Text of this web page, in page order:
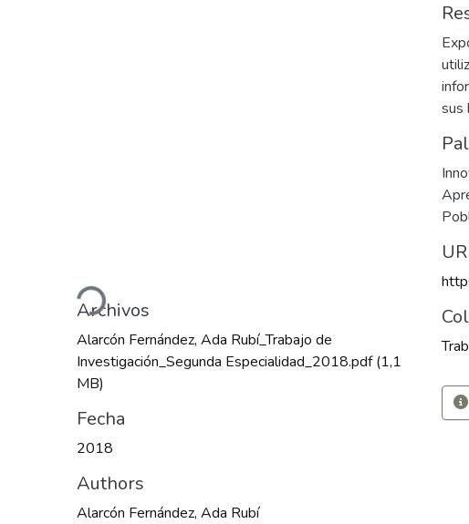
Cargando...
Archivos
Alarcón Fernández, Ada Rubí_Trabajo de
Investigación_Segunda Especialidad_2018.pdf(1,1
MB)
Fecha
2018
Authors
Alarcón Fernández, Ada Rubí
sus